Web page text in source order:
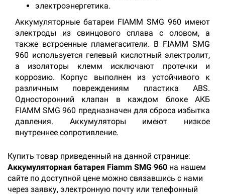
электроэнергетика.
Аккумуляторные батареи FIAMM SMG 960 имеют
электроды из свинцового сплава с оловом, а
также встроенные пламегасители. В FIAMM SMG
960 используется гелевый кислотный электролит,
а изоляторы клемм исключают протечки и
коррозию. Корпус выполнен из устойчивого к
различным повреждениям пластика ABS.
Односторонний клапан в каждом блоке АКБ
FIAMM SMG 960 предназначен для сброса избытка
давления. Аккумуляторы имеют низкое
внутреннее сопротивление.
Купить товар приведенный на данной странице:
Аккумуляторная батарея Fiamm SMG 960 на нашем
сайте по доступной цене можно связавшись с нами
через заявку, электронную почту или телефонный